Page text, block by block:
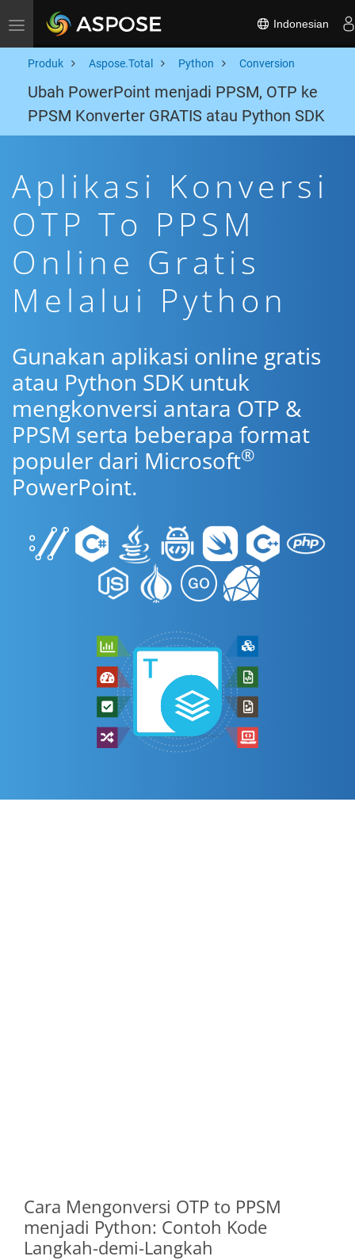
Toggle navigation Indonesian
Produk Aspose.Total Python Conversion
Ubah PowerPoint menjadi PPSM, OTP ke
PPSM Konverter GRATIS atau Python SDK
Aplikasi Konversi
OTP To PPSM
Online Gratis
Melalui Python
Gunakan aplikasi online gratis
atau Python SDK untuk
mengkonversi antara OTP &
PPSM serta beberapa format
populer dari Microsoft®
PowerPoint.
Cara Mengonversi OTP to PPSM
menjadi Python: Contoh Kode
Langkah-demi-Langkah